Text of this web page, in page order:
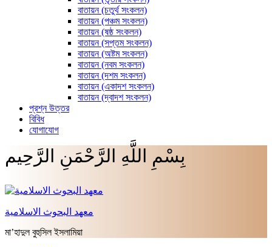
বাতায়ন (চতুর্থ সংকলন)
বাতায়ন (পঞ্চম সংকলন)
বাতায়ন (ষষ্ঠ সংকলন)
বাতায়ন (সপ্তম সংকলন)
বাতায়ন (অষ্টম সংকলন)
বাতায়ন (নবম সংকলন)
বাতায়ন (দশম সংকলন)
বাতায়ন (একাদশ সংকলন)
বাতায়ন (দ্বাদশ সংকলন)
প্রশ্ন উত্তর
বিবিধ
যোগাযোগ
بِسْمِ اللَّهِ الرَّحْمَنِ الرَّحِيم
معهد البحوث الاسلامية
মা’হাদুল বুহুসিল ইসলামিয়া